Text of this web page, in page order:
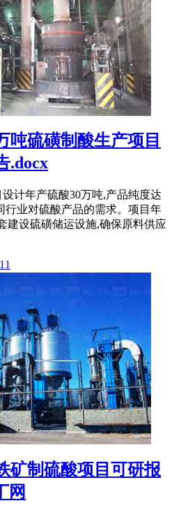
吨硫磺制酸生产项目
.docx
计年产硫酸30万吨,产品纯度达
行业对硫酸产品的需求。项目年
建设硫磺储运设施,确保原料供应
矿制硫酸项目可研报
网